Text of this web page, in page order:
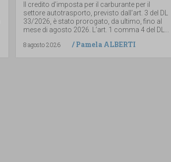
Il credito d’imposta per il carburante per il
settore autotrasporto, previsto dall’art. 3 del DL
33/2026, è stato prorogato, da ultimo, fino al
mese di agosto 2026. L’art. 1 comma 4 del DL...
8 agosto 2026
/Pamela ALBERTI